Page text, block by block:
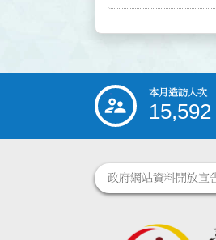
::: 本月造訪人次
15,592
政府網站資料開放宣